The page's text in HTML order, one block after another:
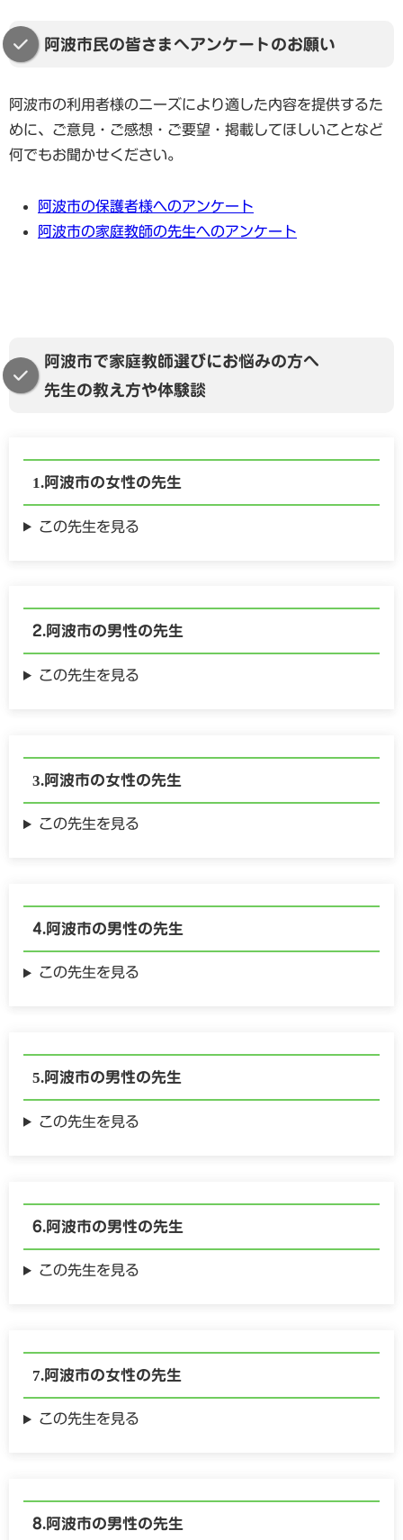
阿波市民の皆さまへアンケートのお願い
阿波市の利用者様のニーズにより適した内容を提供するた
めに、ご意見・ご感想・ご要望・掲載してほしいことなど
何でもお聞かせください。
阿波市の保護者様へのアンケート
阿波市の家庭教師の先生へのアンケート
阿波市で家庭教師選びにお悩みの方へ
先生の教え方や体験談
阿波市の女性の先生
この先生を見る
阿波市の男性の先生
この先生を見る
阿波市の女性の先生
この先生を見る
阿波市の男性の先生
この先生を見る
阿波市の男性の先生
この先生を見る
阿波市の男性の先生
この先生を見る
阿波市の女性の先生
この先生を見る
阿波市の男性の先生